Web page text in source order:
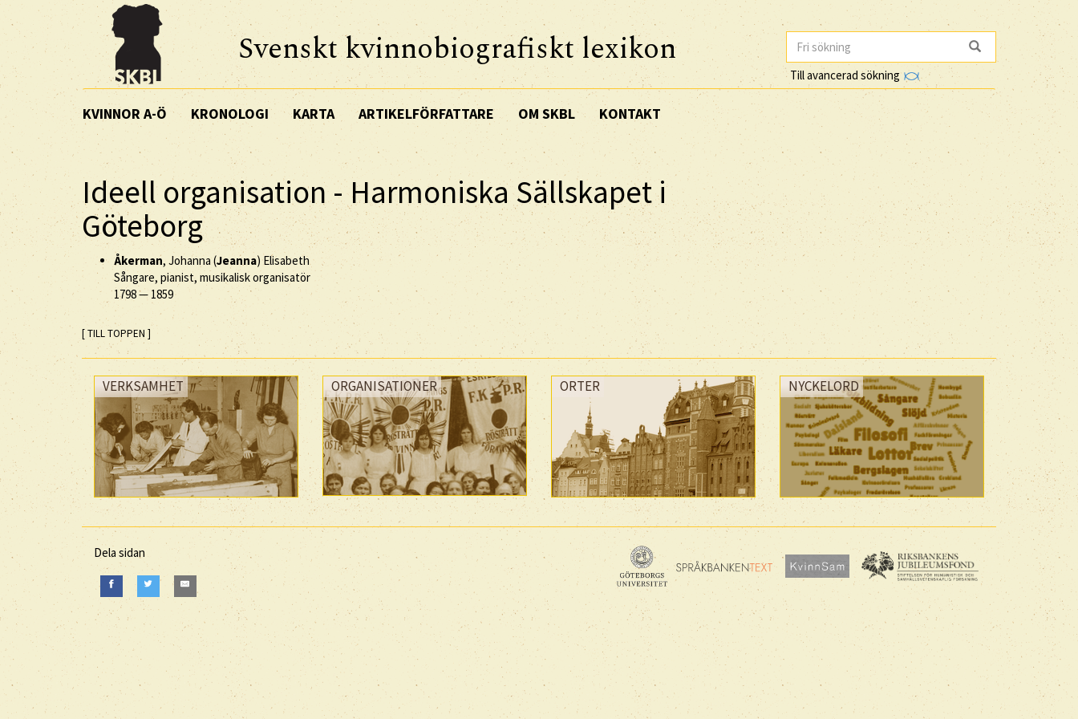
Svenskt kvinnobiografiskt lexikon
Till avancerad sökning
KVINNOR A-Ö KRONOLOGI KARTA ARTIKELFÖRFATTARE OM SKBL KONTAKT
Ideell organisation - Harmoniska Sällskapet i
Göteborg
Åkerman, Johanna (Jeanna) Elisabeth
Sångare, pianist, musikalisk organisatör
1798— 1859
[ TILL TOPPEN ]
VERKSAMHET ORGANISATIONER ORTER NYCKELORD
Dela sidan